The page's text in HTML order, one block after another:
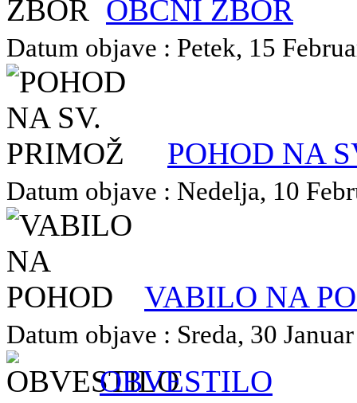
OBČNI ZBOR
Datum objave : Petek, 15
POHOD NA
Datum objave : Nedelja, 10
VABILO NA
Datum objave : Sreda, 30
OBVESTILO